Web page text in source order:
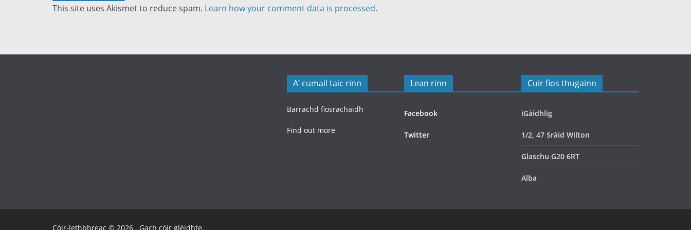
This site uses Akismet to reduce spam. Learn how your comment data is processed.
A’ cumail taic rinn
Barrachd fiosrachaidh
Find out more
Lean rinn
Facebook
Twitter
Cuir fios thugainn
iGàidhlig
1/2, 47 Sràid Wilton
Glaschu G20 6RT
Alba
Còir-lethbhreac © 2026 . Gach còir glèidhte.